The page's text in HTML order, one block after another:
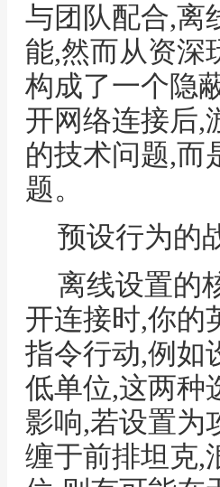
与团队配合,离
能,然而从资深
构成了一个隐
开网络连接后,
的技术问题,而
题。
预设行为的
离线设置的
开连接时,你的
指令行动,例如
低单位,这两种
影响,若设置为
缠于前排坦克,